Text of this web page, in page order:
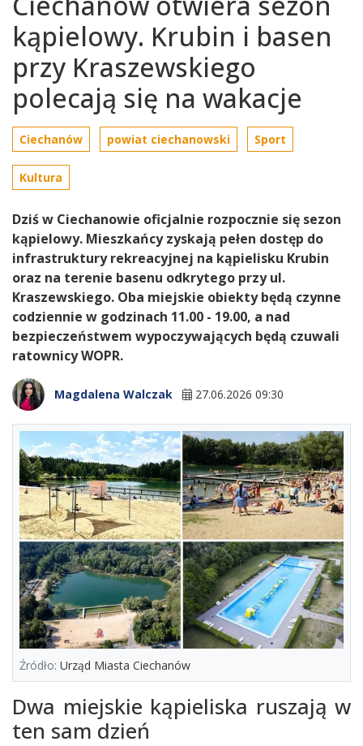
kąpielowy. Krubin i basen
przy Kraszewskiego
polecają się na wakacje
Ciechanów powiat ciechanowski Sport
Kultura
Dziś w Ciechanowie oficjalnie rozpocznie się sezon
kąpielowy. Mieszkańcy zyskają pełen dostęp do
infrastruktury rekreacyjnej na kąpielisku Krubin
oraz na terenie basenu odkrytego przy ul.
Kraszewskiego. Oba miejskie obiekty będą czynne
codziennie w godzinach 11.00 - 19.00, a nad
bezpieczeństwem wypoczywających będą czuwali
ratownicy WOPR.
Magdalena Walczak 27.06.2026 09:30
Źródło: Urząd Miasta Ciechanów
Dwa miejskie kąpieliska ruszają w
ten sam dzień